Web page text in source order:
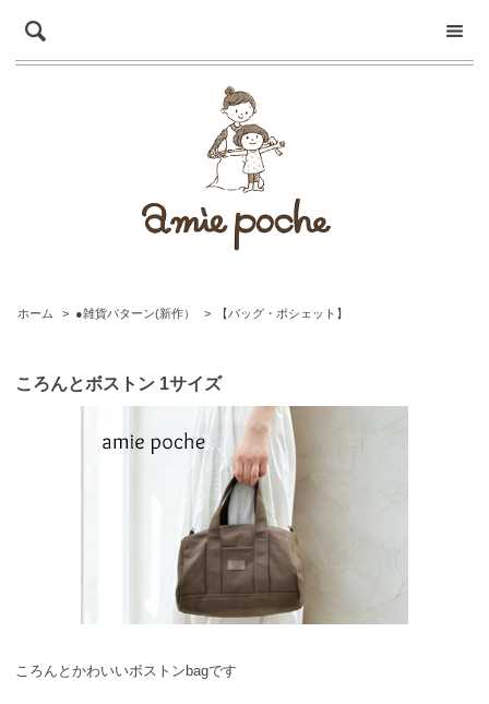
ホーム > ●雑貨パターン(新作） > 【バッグ・ポシェット】
ころんとボストン 1サイズ
ころんとかわいいボストンbagです